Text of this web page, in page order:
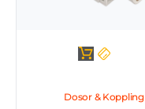
Dosor & Koppling